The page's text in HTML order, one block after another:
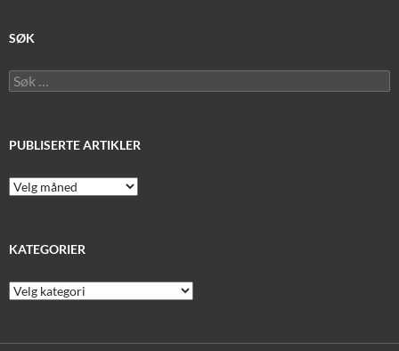
SØK
Søk
etter:
PUBLISERTE ARTIKLER
Publiserte
artikler
KATEGORIER
Kategorier